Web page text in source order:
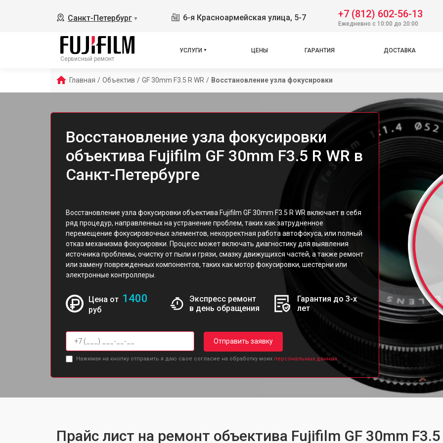
Санкт-Петербург ▼ 6-я Красноармейская улица, 5-7 +7 (812) 602-56-13
Ежедневно с 10:00 до 20:00
Сервисный ремонт
УСЛУГИ ЦЕНЫ ГАРАНТИЯ ДОСТАВКА
Главная / Объектив / GF 30mm F3.5 R WR / Восстановление узла фокусировки
Восстановление узла фокусировки
объектива Fujifilm GF 30mm F3.5 R WR в
Санкт-Петербурге
Восстановление узла фокусировки объектива Fujifilm GF 30mm F3.5 R WR включает в себя
ряд процедур, направленных на устранение проблем, таких как затрудненное
перемещение фокусировочных элементов, некорректная работа автофокуса, или полный
отказ механизма фокусировки. Процесс может включать диагностику для выявления
источника проблемы, очистку от пыли и грязи, смазку движущихся частей, а также ремонт
или замену поврежденных компонентов, таких как мотор фокусировки, шестерни или
электронные контроллеры.
Цена от 1400
руб
Экспресс ремонт
в день обращения
Гарантия до 3-х
лет
Отправить заявку
Нажимая на кнопку отправить я даю свое согласие на обработку моих персональных данных.
Прайс лист на ремонт объектива Fujifilm GF 30mm F3.5